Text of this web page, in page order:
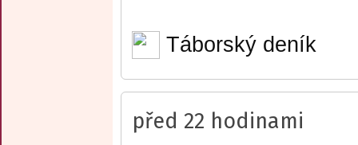
Táborský deník
před 22 hodinami